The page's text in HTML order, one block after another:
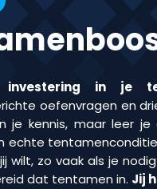
in je
oefenvragen en
je kennis, maar leer
echte
wilt, zo vaak als je
dat tentamen in. Jij